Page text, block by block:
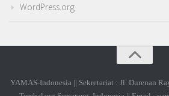
WordPress.org
YAMAS-Indonesia || Sekretariat : Jl. Durenan